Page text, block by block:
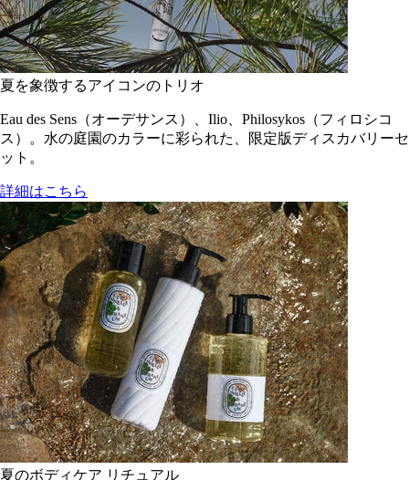
夏を象徴するアイコンのトリオ
Eau des Sens（オーデサンス）、Ilio、Philosykos（フィロシコ
ス）。水の庭園のカラーに彩られた、限定版ディスカバリーセ
ット。
詳細はこちら
夏のボディケア リチュアル